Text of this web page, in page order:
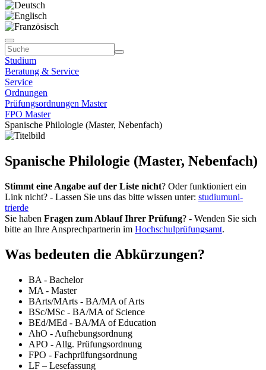
Studium
Beratung & Service
Service
Ordnungen
Prüfungsordnungen Master
FPO Master
Spanische Philologie (Master, Nebenfach)
Spanische Philologie (Master, Nebenfach)
Stimmt eine Angabe auf der Liste nicht? Oder funktioniert ein
Link nicht? - Lassen Sie uns das bitte wissen unter: studiumuni-
trierde
Sie haben Fragen zum Ablauf Ihrer Prüfung? - Wenden Sie sich
bitte an Ihre Ansprechpartnerin im Hochschulprüfungsamt.
Was bedeuten die Abkürzungen?
BA - Bachelor
MA - Master
BArts/MArts - BA/MA of Arts
BSc/MSc - BA/MA of Science
BEd/MEd - BA/MA of Education
AhO - Aufhebungsordnung
APO - Allg. Prüfungsordnung
FPO - Fachprüfungsordnung
LF – Lesefassung